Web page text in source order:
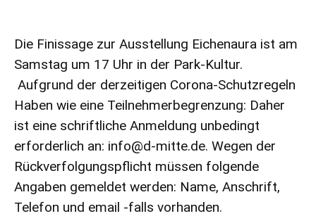
Die Finissage zur Ausstellung Eichenaura ist am
Samstag um 17 Uhr in der Park-Kultur.
Aufgrund der derzeitigen Corona-Schutzregeln
Haben wie eine Teilnehmerbegrenzung: Daher
ist eine schriftliche Anmeldung unbedingt
erforderlich an: info@d-mitte.de. Wegen der
Rückverfolgungspflicht müssen folgende
Angaben gemeldet werden: Name, Anschrift,
Telefon und email -falls vorhanden.